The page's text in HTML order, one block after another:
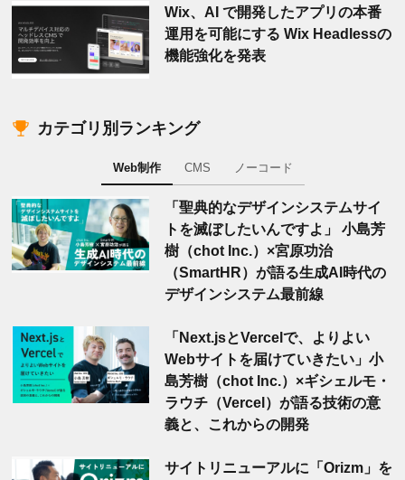
Wix、AI で開発したアプリの本番
運用を可能にする Wix Headlessの
機能強化を発表
カテゴリ別ランキング
Web制作 CMS ノーコード
「聖典的なデザインシステムサイ
トを滅ぼしたいんですよ」 小島芳
樹（chot Inc.）×宮原功治
（SmartHR）が語る生成AI時代の
デザインシステム最前線
「Next.jsとVercelで、よりよい
Webサイトを届けていきたい」小
島芳樹（chot Inc.）×ギシェルモ・
ラウチ（Vercel）が語る技術の意
義と、これからの開発
サイトリニューアルに「Orizm」を